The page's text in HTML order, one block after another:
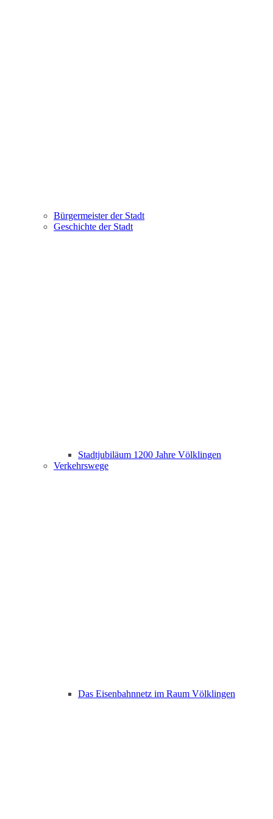
Bürgermeister der Stadt
Geschichte der Stadt
Stadtjubiläum 1200 Jahre Völklingen
Verkehrswege
Das Eisenbahnnetz im Raum Völklingen